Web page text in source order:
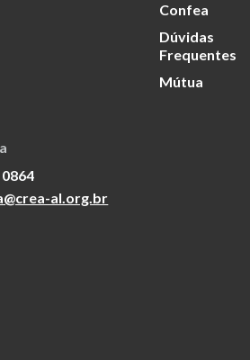
Confea
Dúvidas
Frequentes
Mútua
al.org.br